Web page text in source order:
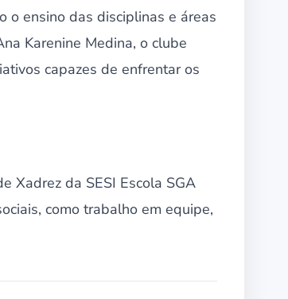
o ensino das disciplinas e áreas
Karenine Medina, o clube
capazes de enfrentar os
Xadrez da SESI Escola SGA
como trabalho em equipe,